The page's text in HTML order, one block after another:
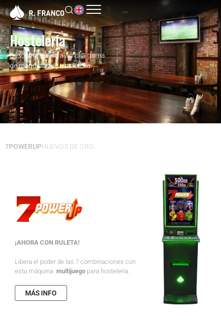
Hostelería
Descubre nuestra amplia gama
de máquinas de Hostelería.
7POWERUPHUEVOS DE ORO
¡AHORA CON RULETA!
Libera el poder de las 7 combinaciones con
esta máquina multijuego para hostelería.
MÁS INFO